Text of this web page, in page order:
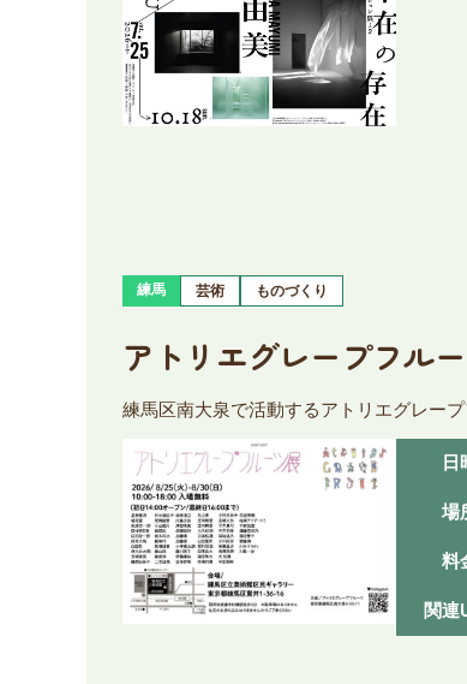
練馬 芸術 ものづくり
アトリエグレープフル
練馬区南大泉で活動するアトリエグレー
日
場
料
関連